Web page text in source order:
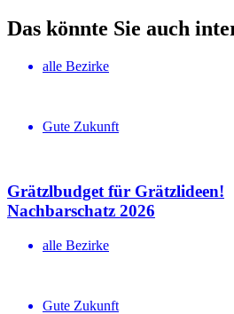
Das könnte Sie auch
alle Bezirke
Gute Zukunft
Grätzlbudget für Grätzlideen!
Nachbar­schatz 2026
alle Bezirke
Gute Zukunft